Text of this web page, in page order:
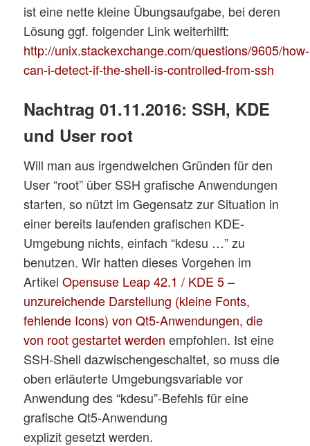
ist eine nette kleine Übungsaufgabe, bei deren
Lösung ggf. folgender Link weiterhilft:
http://unix.stackexchange.com/questions/9605/how-
can-i-detect-if-the-shell-is-controlled-from-ssh
Nachtrag 01.11.2016: SSH, KDE
und User root
Will man aus irgendwelchen Gründen für den
User “root” über SSH grafische Anwendungen
starten, so nützt im Gegensatz zur Situation in
einer bereits laufenden grafischen KDE-
Umgebung nichts, einfach “kdesu …” zu
benutzen. Wir hatten dieses Vorgehen im
ArtikelOpensuse Leap 42.1 / KDE 5 –
unzureichende Darstellung (kleine Fonts,
fehlende Icons) von Qt5-Anwendungen, die
von root gestartet werden empfohlen. Ist eine
SSH-Shell dazwischengeschaltet, so muss die
oben erläuterte Umgebungsvariable vor
Anwendung des “kdesu”-Befehls für eine
grafische Qt5-Anwendung
explizit gesetzt werden.